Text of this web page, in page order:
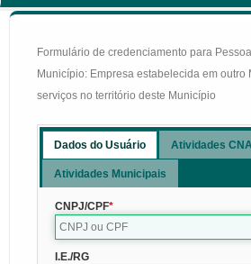
Formulário de credenciamento para
Município: Empresa estabelecida em outro
serviços no território deste Município
Dados do Usuário Atividades
Atividades Municipais
CNPJ/CPF
I.E./RG